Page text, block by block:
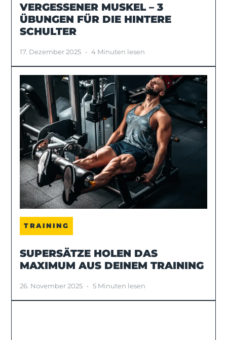
VERGESSENER MUSKEL – 3
ÜBUNGEN FÜR DIE HINTERE
SCHULTER
17. Dezember 2025 • 4 Minuten lesen
TRAINING
SUPERSÄTZE HOLEN DAS
MAXIMUM AUS DEINEM TRAINING
26. November 2025 • 5 Minuten lesen